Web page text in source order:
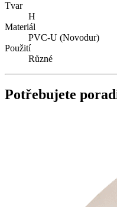
Tvar
H
Materiál
PVC-U (Novodur)
Použití
Různé
Potřebujete